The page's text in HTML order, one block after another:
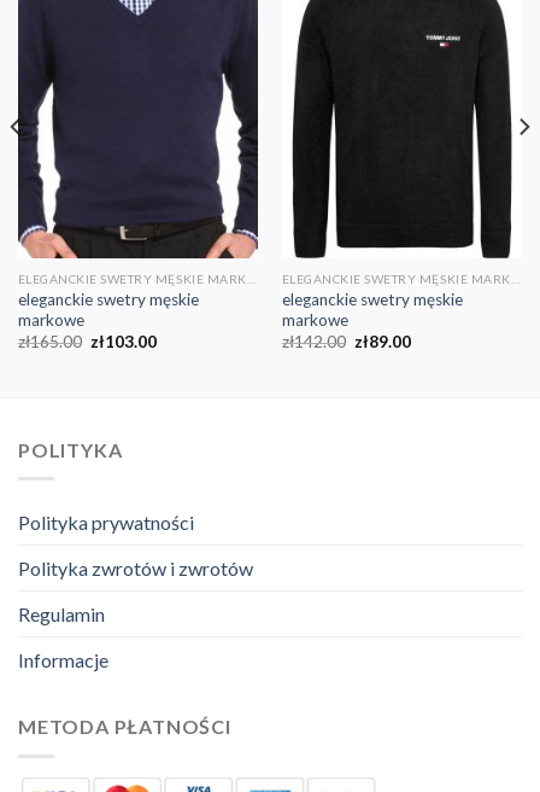
eleganckie swetry męskie
markowe
zł165.00 zł103.00
eleganckie swetry męskie
markowe
zł142.00 zł89.00
POLITYKA
Polityka prywatności
Polityka zwrotów i zwrotów
Regulamin
Informacje
METODA PŁATNOŚCI